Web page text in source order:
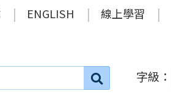
ENGLISH 線上學習
搜
字級：